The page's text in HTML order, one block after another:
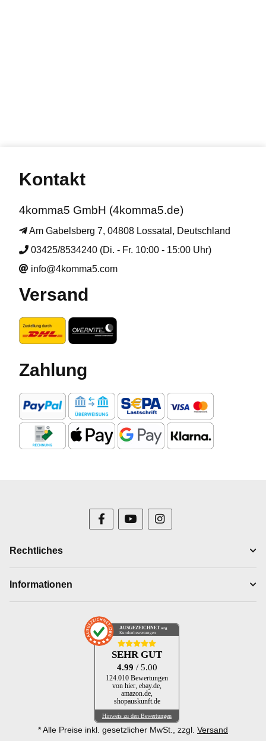
Kontakt
4komma5 GmbH (4komma5.de)
Am Gabelsberg 7, 04808 Lossatal, Deutschland
03425/8534240 (Di. - Fr. 10:00 - 15:00 Uhr)
info@4komma5.com
Versand
Zahlung
Rechtliches
Informationen
AUSGEZEICHNET .org
Kundenbewertungen
SEHR GUT
4.99 / 5.00
124.010 Bewertungen
von hier, ebay.de,
amazon.de,
shopauskunft.de
Hinweis zu den Bewertungen
* Alle Preise inkl. gesetzlicher MwSt., zzgl. Versand